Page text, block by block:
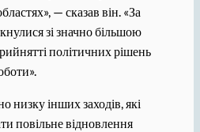
— сказав він. «За
зі значно більшою
політичних рішень
низку інших заходів, які
повільне відновлення